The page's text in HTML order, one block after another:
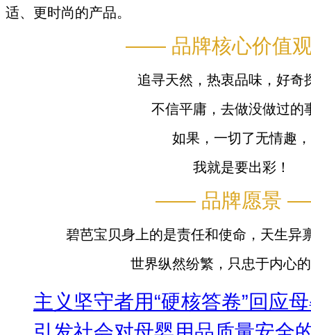
适、更时尚的产品。
—— 品牌核心价值
追寻天然，热衷品味，好奇
不信平庸，去做没做过的
如果，一切了无情趣，
我就是要出彩！
—— 品牌愿景
碧芭宝贝身上的是责任和使命，天生异
世界纵然纷繁，只忠于内心
主义坚守者用“硬核答卷”回应